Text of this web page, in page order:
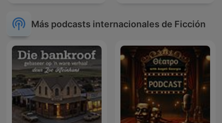
Más podcasts internacionales de Ficción